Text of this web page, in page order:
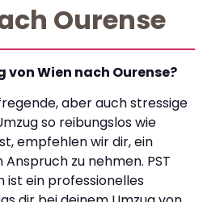
Ourense
von Wien nach Ourense?
aber auch stressige
so reibungslos wie
empfehlen wir dir, ein
Anspruch zu nehmen. PST
ist ein professionelles